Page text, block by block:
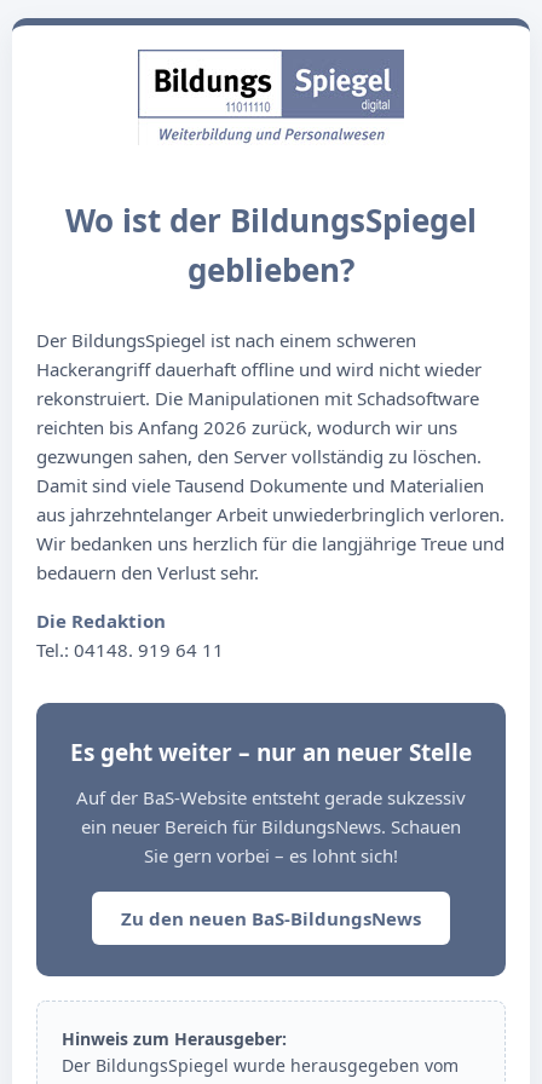
Wo ist der BildungsSpiegel
geblieben?
Der BildungsSpiegel ist nach einem schweren
Hackerangriff dauerhaft offline und wird nicht wieder
rekonstruiert. Die Manipulationen mit Schadsoftware
reichten bis Anfang 2026 zurück, wodurch wir uns
gezwungen sahen, den Server vollständig zu löschen.
Damit sind viele Tausend Dokumente und Materialien
aus jahrzehntelanger Arbeit unwiederbringlich verloren.
Wir bedanken uns herzlich für die langjährige Treue und
bedauern den Verlust sehr.
Die Redaktion
Tel.: 04148. 919 64 11
Es geht weiter – nur an neuer Stelle
Auf der BaS-Website entsteht gerade sukzessiv
ein neuer Bereich für BildungsNews. Schauen
Sie gern vorbei – es lohnt sich!
Zu den neuen BaS-BildungsNews
Hinweis zum Herausgeber:
Der BildungsSpiegel wurde herausgegeben vom